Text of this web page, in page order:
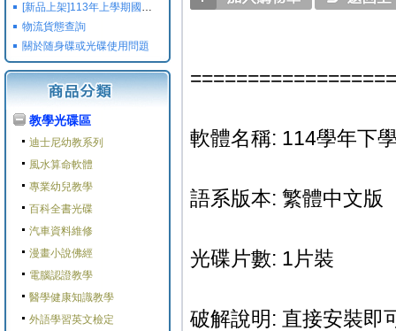
[新品上架]113年上學期國小國中高中命題光碟,校用卷,習作
物流貨態查詢
關於随身碟或光碟使用問題
教學光碟區
迪士尼幼教系列
風水算命軟體
專業幼兒教學
百科全書光碟
汽車資料維修
漫畫小說佛經
電腦認證教學
醫學健康知識教學
外語學習英文檢定
軟體名稱: 114學年下
語系版本: 繁體中文版
光碟片數: 1片裝
破解說明: 直接安裝即